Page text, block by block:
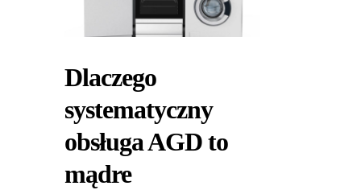
Dlaczego
systematyczny
obsługa AGD to
mądre